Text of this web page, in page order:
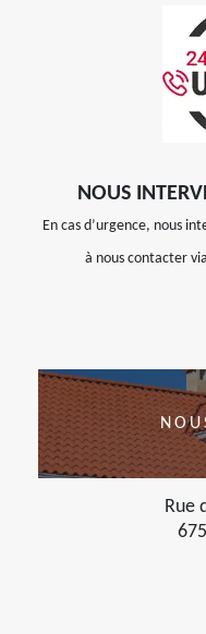
NOUS
En cas d’urgence, nous
à nous contacter
Rue